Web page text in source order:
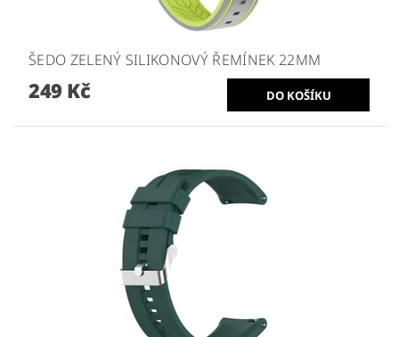
ŠEDO ZELENÝ SILIKONOVÝ ŘEMÍNEK 22MM
249 Kč